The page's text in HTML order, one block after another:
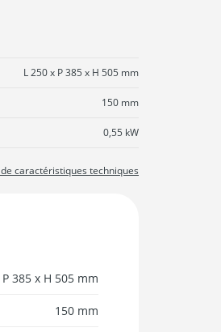
L 250 x P 385 x H 505 mm
150 mm
0,55 kW
caractéristiques techniques
P 385 x H 505 mm
150 mm